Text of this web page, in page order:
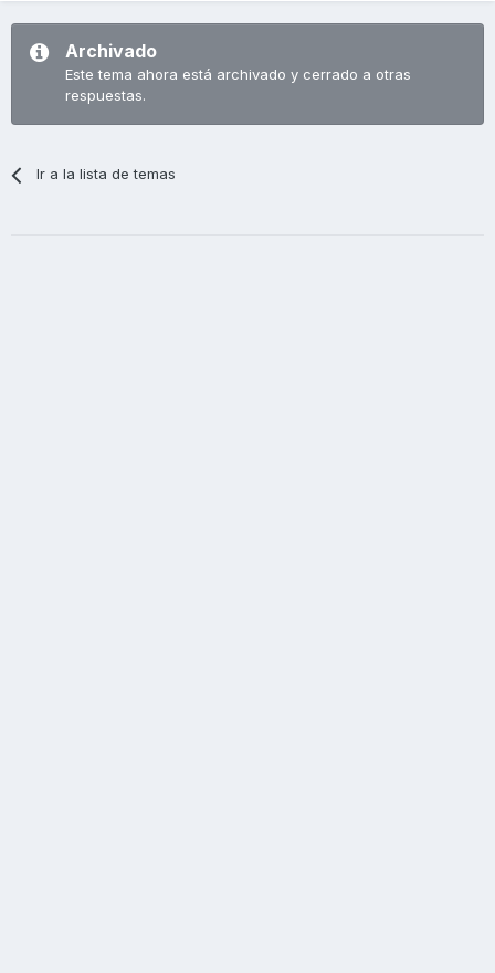
Archivado
Este tema ahora está archivado y cerrado a otras
respuestas.
Ir a la lista de temas